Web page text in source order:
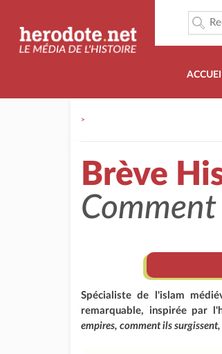
>
Brève
Spécialiste de l'islam
remarquable, inspirée par
empires, comment ils